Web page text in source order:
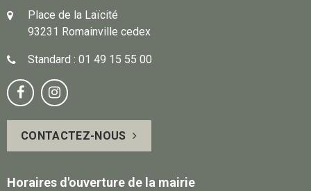
Place de la Laïcité
93231 Romainville cedex
Standard : 01 49 15 55 00
Notre
page
Facebook
Suivez-
vous
sur
CONTACTEZ-NOUS
Horaires d'ouverture de la mairie